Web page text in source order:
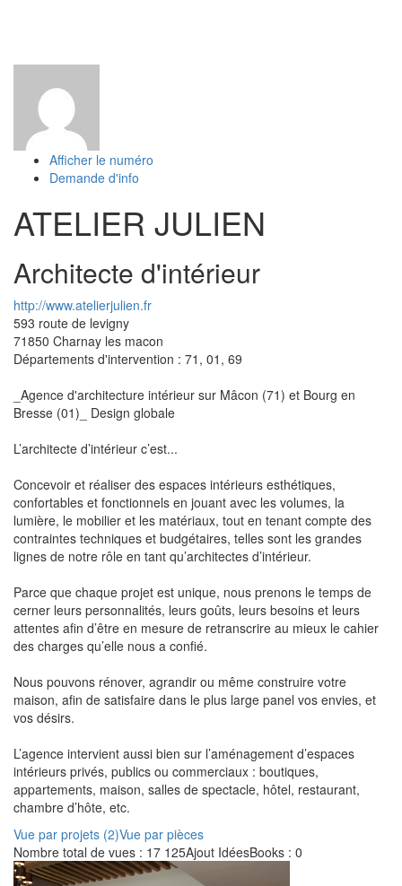
Afficher le numéro
Demande d'info
ATELIER JULIEN
Architecte d'intérieur
http://www.atelierjulien.fr
593 route de levigny
71850 Charnay les macon
Départements d'intervention : 71, 01, 69
_Agence d'architecture intérieur sur Mâcon (71) et Bourg en
Bresse (01)_ Design globale
L’architecte d’intérieur c’est...
Concevoir et réaliser des espaces intérieurs esthétiques,
confortables et fonctionnels en jouant avec les volumes, la
lumière, le mobilier et les matériaux, tout en tenant compte des
contraintes techniques et budgétaires, telles sont les grandes
lignes de notre rôle en tant qu’architectes d’intérieur.
Parce que chaque projet est unique, nous prenons le temps de
cerner leurs personnalités, leurs goûts, leurs besoins et leurs
attentes afin d’être en mesure de retranscrire au mieux le cahier
des charges qu’elle nous a confié.
Nous pouvons rénover, agrandir ou même construire votre
maison, afin de satisfaire dans le plus large panel vos envies, et
vos désirs.
L’agence intervient aussi bien sur l’aménagement d’espaces
intérieurs privés, publics ou commerciaux : boutiques,
appartements, maison, salles de spectacle, hôtel, restaurant,
chambre d’hôte, etc.
Vue par projets (2)Vue par pièces
Nombre total de vues : 17 125Ajout IdéesBooks : 0